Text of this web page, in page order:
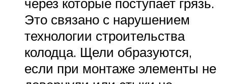
Это связано с нарушением
технологии строительства
колодца. Щели образуются,
если при монтаже элементы не